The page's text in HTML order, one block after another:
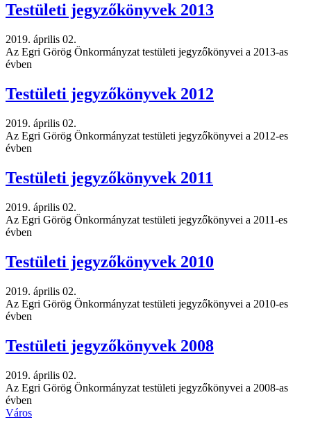
Testületi jegyzőkönyvek 2013
2019. április 02.
Az Egri Görög Önkormányzat testületi jegyzőkönyvei a 2013-as
évben
Testületi jegyzőkönyvek 2012
2019. április 02.
Az Egri Görög Önkormányzat testületi jegyzőkönyvei a 2012-es
évben
Testületi jegyzőkönyvek 2011
2019. április 02.
Az Egri Görög Önkormányzat testületi jegyzőkönyvei a 2011-es
évben
Testületi jegyzőkönyvek 2010
2019. április 02.
Az Egri Görög Önkormányzat testületi jegyzőkönyvei a 2010-es
évben
Testületi jegyzőkönyvek 2008
2019. április 02.
Az Egri Görög Önkormányzat testületi jegyzőkönyvei a 2008-as
évben
Város